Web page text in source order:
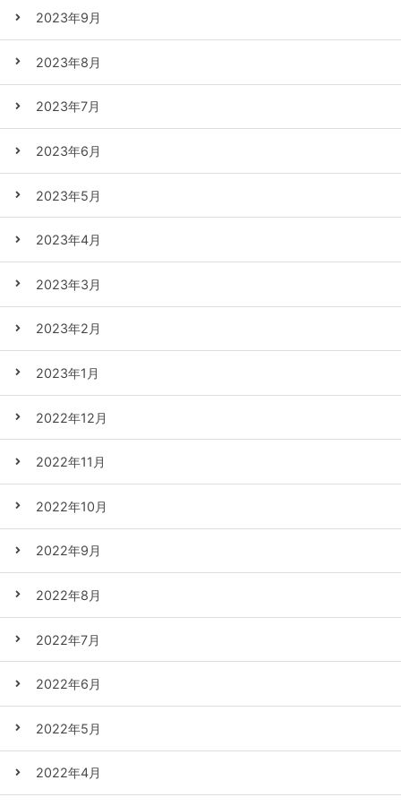
2023年9月
2023年8月
2023年7月
2023年6月
2023年5月
2023年4月
2023年3月
2023年2月
2023年1月
2022年12月
2022年11月
2022年10月
2022年9月
2022年8月
2022年7月
2022年6月
2022年5月
2022年4月